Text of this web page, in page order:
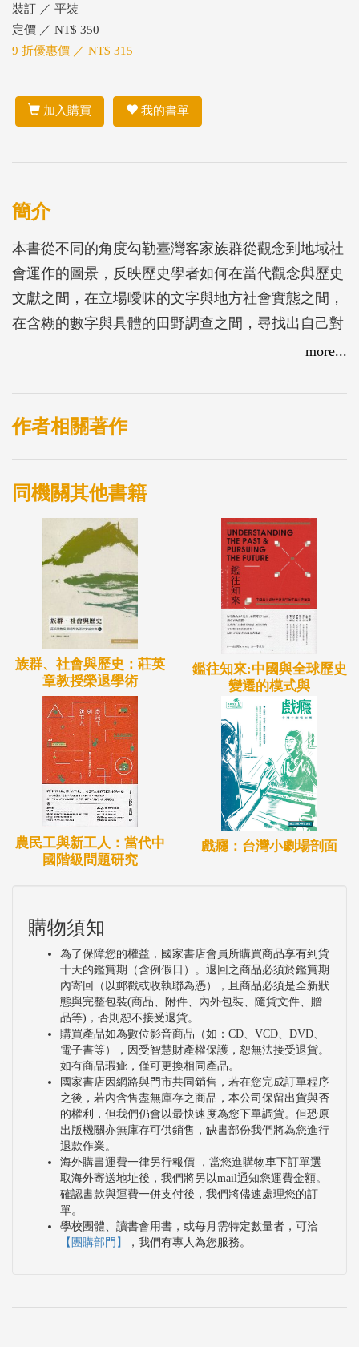
裝訂 ／ 平裝
定價 ／ NT$ 350
9 折優惠價 ／ NT$ 315
加入購買 我的書單
簡介
本書從不同的角度勾勒臺灣客家族群從觀念到地域社
會運作的圖景，反映歷史學者如何在當代觀念與歷史
文獻之間，在立場曖昧的文字與地方社會實態之間，
在含糊的數字與具體的田野調查之間，尋找出自己對
第一部分「客家族群形成」，收錄了施添福、李文良
與林正慧撰寫的三篇以清代研究爲主的文章，試圖對
篇文章，是以土地開發、商業經營、家族及宗教等不
同角度，探討臺灣北、中、南和東部不同客家地域社
會如何形成與運轉，並在這一過程中積澱成被視爲
「文化」和「傳統」的因素。大體而言，前者是「客
家」作爲族群概念的建構性，而後者是客家地域社會
的建構性，二者相配合，共同構成了臺灣客家如何在
歷史脈絡中形成的歷史。
more...
作者相關著作
同機關其他書籍
族群、社會與歷史：莊英
章教授榮退學術
鑑往知來:中國與全球歷史
變遷的模式與
農民工與新工人：當代中
國階級問題研究
戲癮：台灣小劇場剖面
購物須知
為了保障您的權益，國家書店會員所購買商品享有到貨
十天的鑑賞期（含例假日）。退回之商品必須於鑑賞期
內寄回（以郵戳或收執聯為憑），且商品必須是全新狀
態與完整包裝(商品、附件、內外包裝、隨貨文件、贈
品等)，否則恕不接受退貨。
購買產品如為數位影音商品（如：CD、VCD、DVD、
電子書等），因受智慧財產權保護，恕無法接受退貨。
如有商品瑕疵，僅可更換相同產品。
國家書店因網路與門市共同銷售，若在您完成訂單程序
之後，若內含售盡無庫存之商品，本公司保留出貨與否
的權利，但我們仍會以最快速度為您下單調貨。但恐原
出版機關亦無庫存可供銷售，缺書部份我們將為您進行
退款作業。
海外購書運費一律另行報價 ，當您進購物車下訂單選
取海外寄送地址後，我們將另以mail通知您運費金額。
確認書款與運費一併支付後，我們將儘速處理您的訂
單。
學校團體、讀書會用書，或每月需特定數量者，可洽
【團購部門】
，我們有專人為您服務。